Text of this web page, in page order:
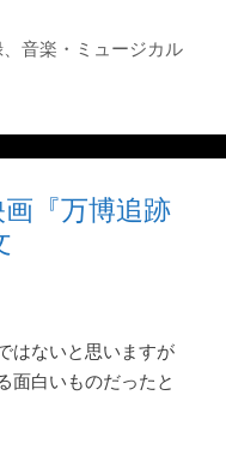
、 音楽・ミュージカル
『万博追跡
はないと思いますが
面白いものだったと